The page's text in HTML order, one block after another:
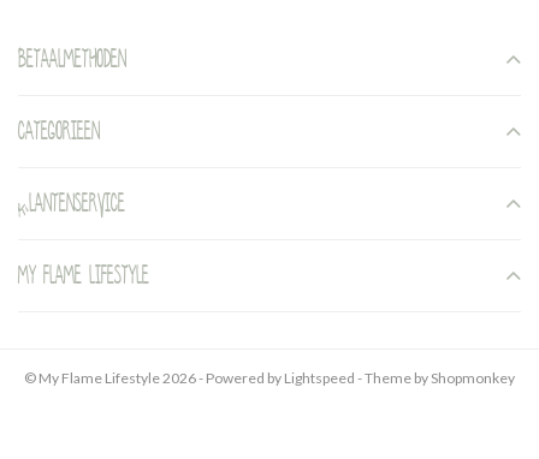
Betaalmethoden
Categorieen
Klantenservice
My Flame Lifestyle
© My Flame Lifestyle 2026 - Powered by Lightspeed - Theme by Shopmonkey